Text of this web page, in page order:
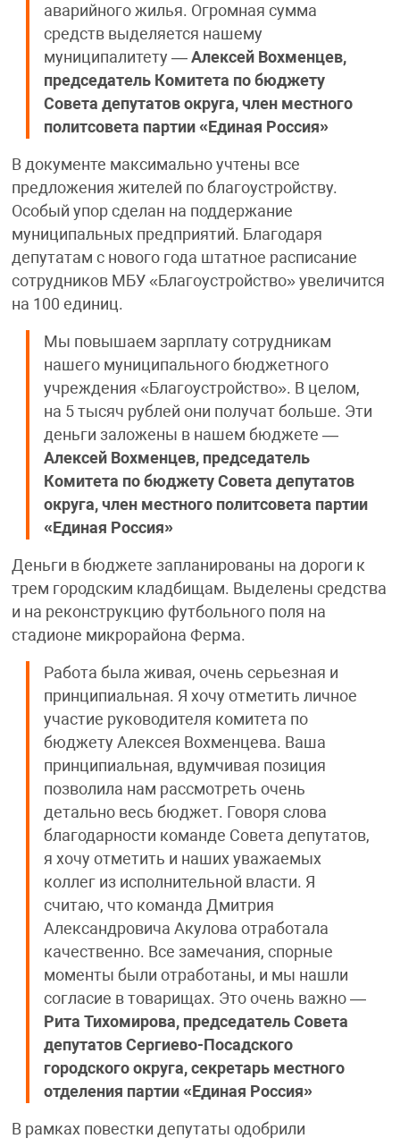
аварийного жилья. Огромная сумма
средств выделяется нашему
муниципалитету — Алексей Вохменцев,
председатель Комитета по бюджету
Совета депутатов округа, член местного
политсовета партии «Единая Россия»
В документе максимально учтены все
предложения жителей по благоустройству.
Особый упор сделан на поддержание
муниципальных предприятий. Благодаря
депутатам с нового года штатное расписание
сотрудников МБУ «Благоустройство» увеличится
на 100 единиц.
Мы повышаем зарплату сотрудникам
нашего муниципального бюджетного
учреждения «Благоустройство». В целом,
на 5 тысяч рублей они получат больше. Эти
деньги заложены в нашем бюджете —
Алексей Вохменцев, председатель
Комитета по бюджету Совета депутатов
округа, член местного политсовета партии
«Единая Россия»
Деньги в бюджете запланированы на дороги к
трем городским кладбищам. Выделены средства
и на реконструкцию футбольного поля на
стадионе микрорайона Ферма.
Работа была живая, очень серьезная и
принципиальная. Я хочу отметить личное
участие руководителя комитета по
бюджету Алексея Вохменцева. Ваша
принципиальная, вдумчивая позиция
позволила нам рассмотреть очень
детально весь бюджет. Говоря слова
благодарности команде Совета депутатов,
я хочу отметить и наших уважаемых
коллег из исполнительной власти. Я
считаю, что команда Дмитрия
Александровича Акулова отработала
качественно. Все замечания, спорные
моменты были отработаны, и мы нашли
согласие в товарищах. Это очень важно —
Рита Тихомирова, председатель Совета
депутатов Сергиево-Посадского
городского округа, секретарь местного
отделения партии «Единая Россия»
В рамках повестки депутаты одобрили